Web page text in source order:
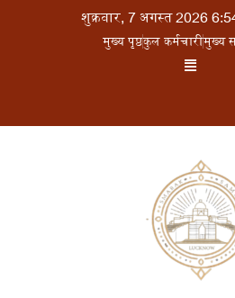
शुक्रवार, 7 अगस्त 2026
मुख्य पृष्ठकुल कर्मचारीमुख्य